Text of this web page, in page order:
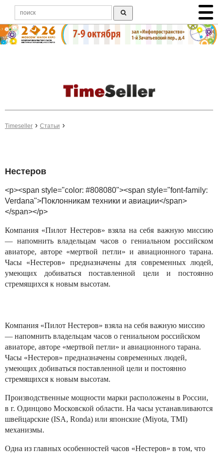
Timeseller Статьи
Нестеров
<p><span style="color: #808080"><span style="font-family:
Verdana">Поклонникам техники и авиации</span>
</span></p>
Компания «Пилот Нестеров» взяла на себя важную миссию
— напомнить владельцам часов о гениальном российском
авиаторе, авторе «мертвой петли» и авиационного тарана.
Часы «Нестеров» предназначены для современных людей,
умеющих добиваться поставленной цели и постоянно
стремящихся к новым высотам.
Компания «Пилот Нестеров» взяла на себя важную миссию
— напомнить владельцам часов о гениальном российском
авиаторе, авторе «мертвой петли» и авиационного тарана.
Часы «Нестеров» предназначены современных людей,
умеющих добиваться поставленной цели и постоянно
стремящихся к новым высотам.
Производственные мощности марки расположены в России,
в г. Одинцово Московской области. На часы устанавливаются
швейцарские (ISA, Ronda) или японские (Miyota, TMI)
механизмы.
Одна из главных особенностей часов «Нестеров» в том, что